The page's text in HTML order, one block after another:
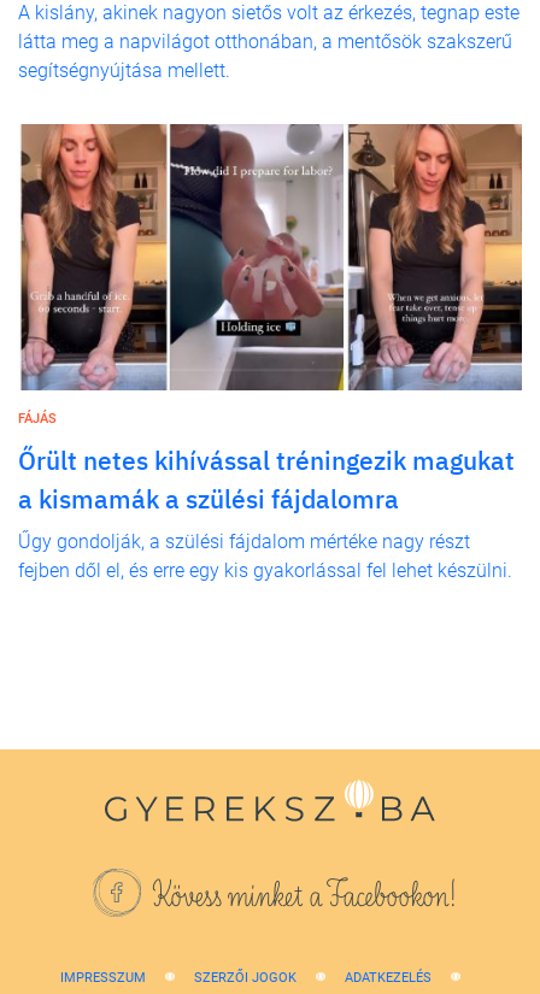
A kislány, akinek nagyon sietős volt az érkezés, tegnap este
látta meg a napvilágot otthonában, a mentősök szakszerű
segítségnyújtása mellett.
FÁJÁS
Őrült netes kihívással tréningezik magukat
a kismamák a szülési fájdalomra
Űgy gondolják, a szülési fájdalom mértéke nagy részt
fejben dől el, és erre egy kis gyakorlással fel lehet készülni.
Kövess minket a Facebookon!
IMPRESSZUM SZERZŐI JOGOK ADATKEZELÉS